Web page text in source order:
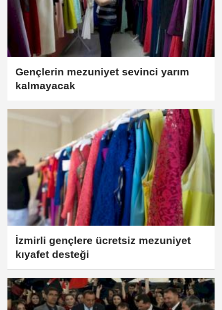
Gençlerin mezuniyet sevinci yarım
kalmayacak
İzmirli gençlere ücretsiz mezuniyet
kıyafet desteği